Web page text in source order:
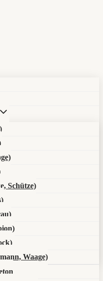
Schütze)
Waage)